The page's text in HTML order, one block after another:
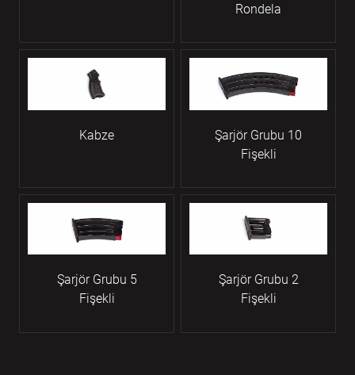
Rondela
Kabze
Şarjör Grubu 10
Fişekli
Şarjör Grubu 5
Fişekli
Şarjör Grubu 2
Fişekli